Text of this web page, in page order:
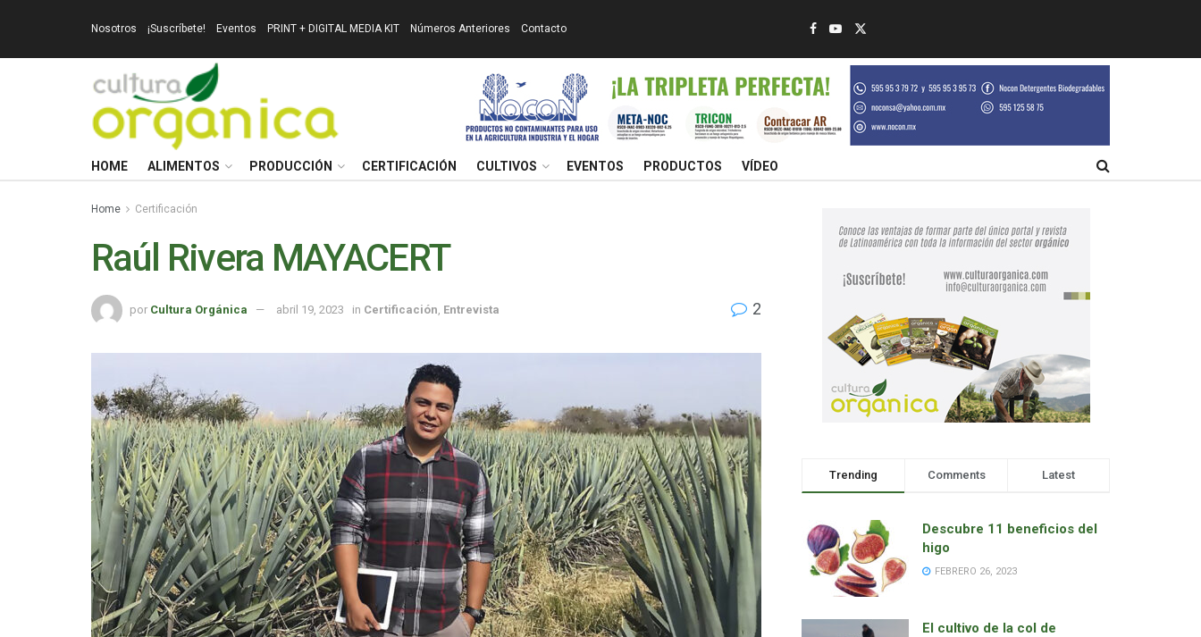
Nosotros ¡Suscríbete! Eventos PRINT + DIGITAL MEDIA KIT Números Anteriores Contacto
HOME ALIMENTOS PRODUCCIÓN CERTIFICACIÓN CULTIVOS EVENTOS PRODUCTOS VÍDEO
Home Certificación
Raúl Rivera MAYACERT
por Cultura Orgánica abril 19, 2023 in Certificación Entrevista 2
Trending Comments Latest
Descubre 11 beneficios del
higo
FEBRERO 26, 2023
El cultivo de la col de